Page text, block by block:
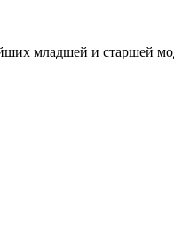
младшей и старшей